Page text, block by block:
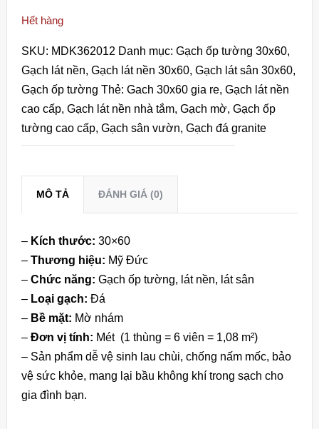
Hết hàng
SKU: MDK362012 Danh mục: Gạch ốp tường 30x60,
Gạch lát nền, Gạch lát nền 30x60, Gạch lát sân 30x60,
Gạch ốp tường Thẻ: Gach 30x60 gia re, Gạch lát nền
cao cấp, Gạch lát nền nhà tắm, Gạch mờ, Gạch ốp
tường cao cấp, Gạch sân vườn, Gạch đá granite
MÔ TẢ ĐÁNH GIÁ (0)
– Kích thước: 30×60
– Thương hiệu: Mỹ Đức
– Chức năng: Gạch ốp tường, lát nền, lát sân
– Loại gạch: Đá
– Bề mặt: Mờ nhám
– Đơn vị tính: Mét (1 thùng = 6 viên = 1,08 m²)
– Sản phẩm dễ vệ sinh lau chùi, chống nấm mốc, bảo
vệ sức khỏe, mang lại bầu không khí trong sạch cho
gia đình bạn.